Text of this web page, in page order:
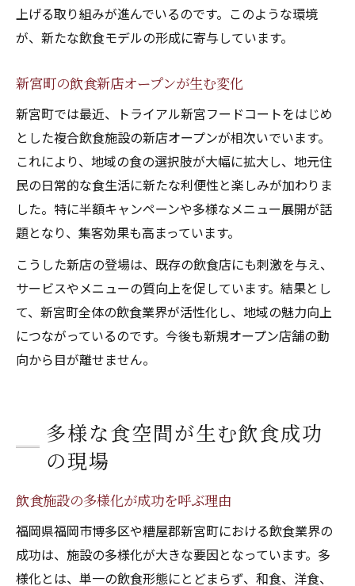
上げる取り組みが進んでいるのです。このような環境
が、新たな飲食モデルの形成に寄与しています。
新宮町の飲食新店オープンが生む変化
新宮町では最近、トライアル新宮フードコートをはじめ
とした複合飲食施設の新店オープンが相次いでいます。
これにより、地域の食の選択肢が大幅に拡大し、地元住
民の日常的な食生活に新たな利便性と楽しみが加わりま
した。特に半額キャンペーンや多様なメニュー展開が話
題となり、集客効果も高まっています。
こうした新店の登場は、既存の飲食店にも刺激を与え、
サービスやメニューの質向上を促しています。結果とし
て、新宮町全体の飲食業界が活性化し、地域の魅力向上
につながっているのです。今後も新規オープン店舗の動
向から目が離せません。
多様な食空間が生む飲食成功
の現場
飲食施設の多様化が成功を呼ぶ理由
福岡県福岡市博多区や糟屋郡新宮町における飲食業界の
成功は、施設の多様化が大きな要因となっています。多
様化とは、単一の飲食形態にとどまらず、和食、洋食、